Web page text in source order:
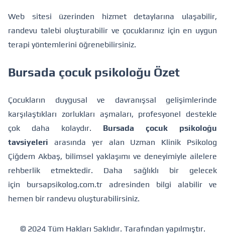
Web sitesi üzerinden hizmet detaylarına ulaşabilir,
randevu talebi oluşturabilir ve çocuklarınız için en uygun
terapi yöntemlerini öğrenebilirsiniz.
Bursada çocuk psikoloğu Özet
Çocukların duygusal ve davranışsal gelişimlerinde
karşılaştıkları zorlukları aşmaları, profesyonel destekle
çok daha kolaydır. Bursada çocuk psikoloğu
tavsiyeleri arasında yer alan Uzman Klinik Psikolog
Çiğdem Akbaş, bilimsel yaklaşımı ve deneyimiyle ailelere
rehberlik etmektedir. Daha sağlıklı bir gelecek
için bursapsikolog.com.tr adresinden bilgi alabilir ve
hemen bir randevu oluşturabilirsiniz.
© 2024 Tüm Hakları Saklıdır. Tarafından yapılmıştır.